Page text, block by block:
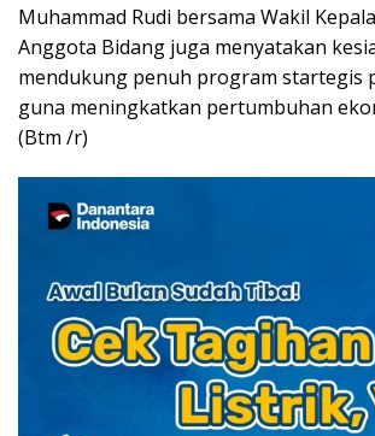
Muhammad Rudi bersama Wakil
Anggota Bidang juga menyatakan
mendukung penuh program startegis
guna meningkatkan pertumbuhan
(Btm /r)